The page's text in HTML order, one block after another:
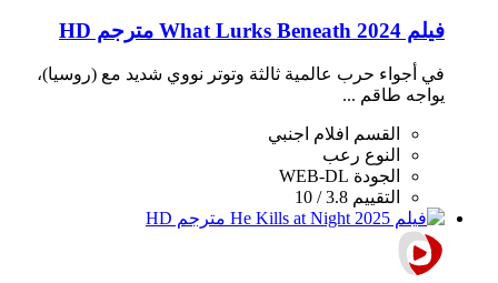
فيلم What Lurks Beneath 2024 مترجم HD
في أجواء حرب عالمية ثالثة وتوتر نووي شديد مع (روسيا)،
يواجه طاقم ...
القسم
افلام اجنبي
النوع رعب
الجودة WEB-DL
التقييم 3.8 / 10